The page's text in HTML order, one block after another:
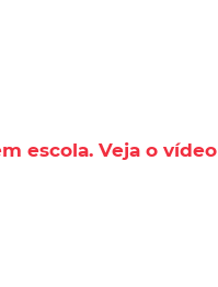
escola. Veja o vídeo